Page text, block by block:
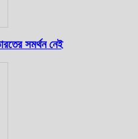
সমর্থন নেই